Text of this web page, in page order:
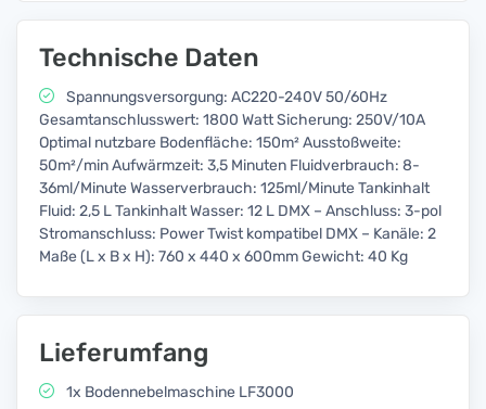
Technische Daten
Spannungsversorgung: AC220-240V 50/60Hz
Gesamtanschlusswert: 1800 Watt Sicherung: 250V/10A
Optimal nutzbare Bodenfläche: 150m² Ausstoßweite:
50m²/min Aufwärmzeit: 3,5 Minuten Fluidverbrauch: 8-
36ml/Minute Wasserverbrauch: 125ml/Minute Tankinhalt
Fluid: 2,5 L Tankinhalt Wasser: 12 L DMX – Anschluss: 3-pol
Stromanschluss: Power Twist kompatibel DMX – Kanäle: 2
Maße (L x B x H): 760 x 440 x 600mm Gewicht: 40 Kg
Lieferumfang
1x Bodennebelmaschine LF3000